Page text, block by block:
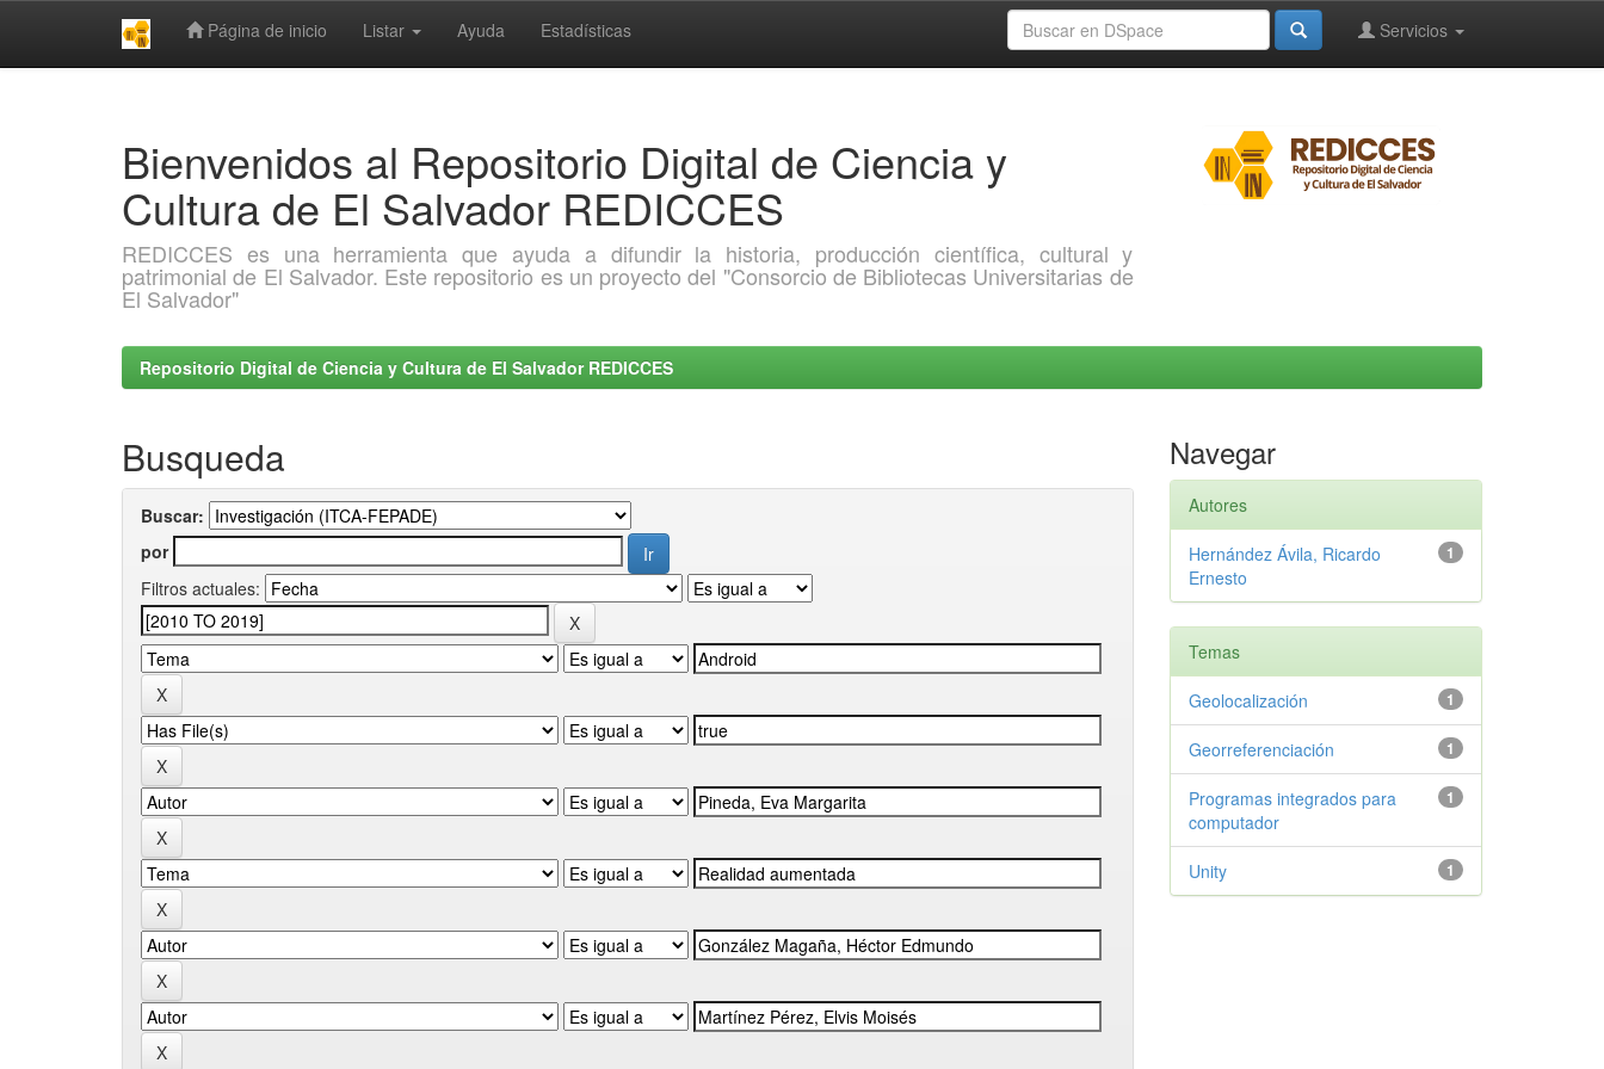
Página de inicio Listar Ayuda Estadísticas Servicios
Bienvenidos al Repositorio Digital de Ciencia y
Cultura de El Salvador REDICCES
REDICCES es una herramienta que ayuda a difundir la historia, producción científica, cultural y
patrimonial de El Salvador. Este repositorio es un proyecto del "Consorcio de Bibliotecas Universitarias de
El Salvador"
Repositorio Digital de Ciencia y Cultura de El Salvador REDICCES
Busqueda
Buscar:
por
Filtros actuales:
Navegar
Autores
1
Hernández Ávila, Ricardo
Ernesto
Temas
1
Geolocalización
1
Georreferenciación
1
Programas integrados para
computador
1
Unity